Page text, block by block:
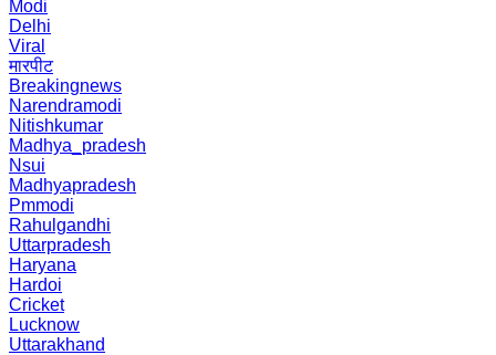
Modi
Delhi
Viral
मारपीट
Breakingnews
Narendramodi
Nitishkumar
Madhya_pradesh
Nsui
Madhyapradesh
Pmmodi
Rahulgandhi
Uttarpradesh
Haryana
Hardoi
Cricket
Lucknow
Uttarakhand